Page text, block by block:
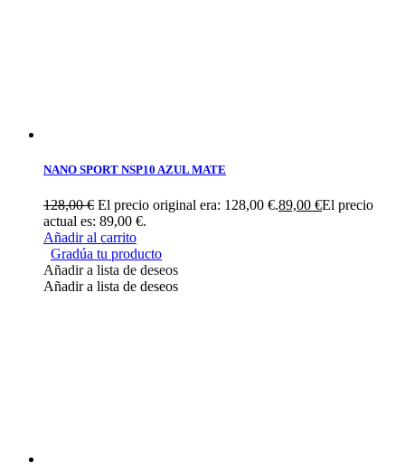
NANO SPORT NSP10 AZUL MATE
128,00€ El precio original era: 128,00 €.89,00 €El precio
actual es: 89,00 €.
Añadir al carrito
Gradúa tu producto
Añadir a lista de deseos
Añadir a lista de deseos